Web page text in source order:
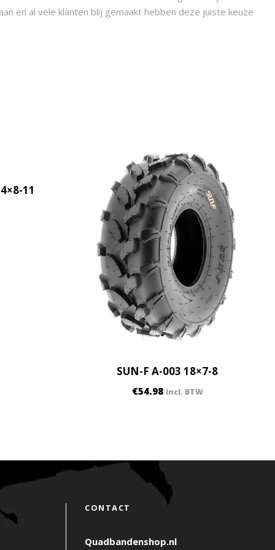
en al vele klanten blij gemaakt hebben deze juiste keuze
11
SUN-F A-003 18×7-8
€54.98 incl. BTW
CONTACT
Quadbandenshop.nl